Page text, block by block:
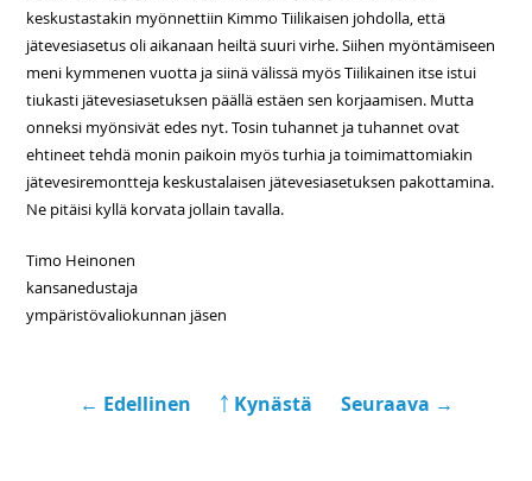
keskustastakin myönnettiin Kimmo Tiilikaisen johdolla, että
jätevesiasetus oli aikanaan heiltä suuri virhe. Siihen myöntämiseen
meni kymmenen vuotta ja siinä välissä myös Tiilikainen itse istui
tiukasti jätevesiasetuksen päällä estäen sen korjaamisen. Mutta
onneksi myönsivät edes nyt. Tosin tuhannet ja tuhannet ovat
ehtineet tehdä monin paikoin myös turhia ja toimimattomiakin
jätevesiremontteja keskustalaisen jätevesiasetuksen pakottamina.
Ne pitäisi kyllä korvata jollain tavalla.
Timo Heinonen
kansanedustaja
ympäristövaliokunnan jäsen
← Edellinen ￪ Kynästä Seuraava →